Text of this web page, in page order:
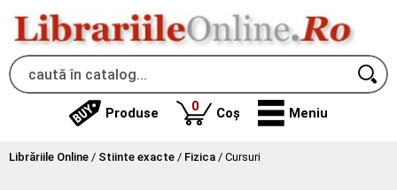
Produse 0produse
Coș Meniu
Librăriile Online / Stiinte exacte / Fizica / Cursuri